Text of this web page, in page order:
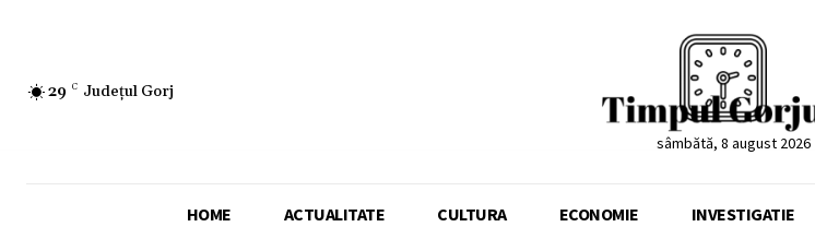
29 C Județul Gorj
sâmbătă, 8 august 2026
HOME ACTUALITATE CULTURA ECONOMIE INVESTIGATIE